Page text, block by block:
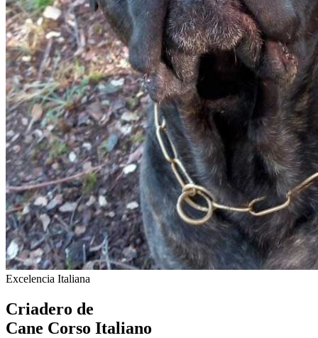
Excelencia Italiana
Criadero de
Cane Corso Italiano